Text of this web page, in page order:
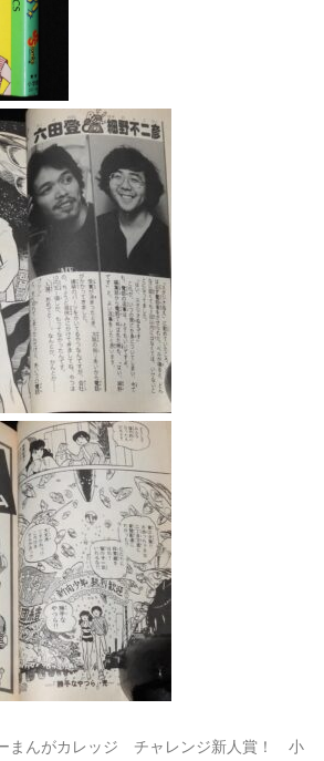
まんがカレッジ チャレンジ新人賞！ 小